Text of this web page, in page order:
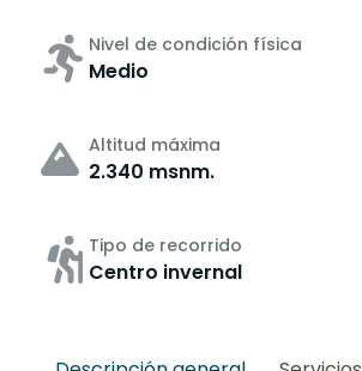
Nivel de condición física
Medio
Altitud máxima
2.340 msnm.
Tipo de recorrido
Centro invernal